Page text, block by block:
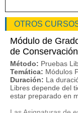
OTROS
Módulo de
de
Método: Pruebas
Temática: Módulos
Duración: La
Libres depende del
estar preparado en